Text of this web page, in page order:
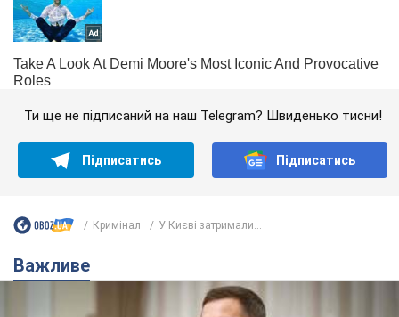
Ти ще не підписаний на наш Telegram? Швиденько тисни!
Підписатись Підписатись
Кримінал У Києві затримали...
Важливе